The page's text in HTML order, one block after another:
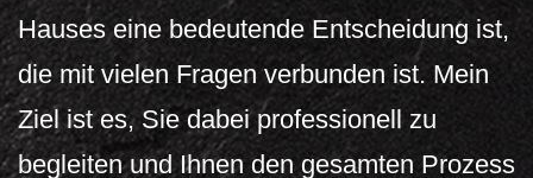
Hauses eine bedeutende Entscheidung ist,
die mit vielen Fragen verbunden ist. Mein
Ziel ist es, Sie dabei professionell zu
begleiten und Ihnen den gesamten Prozess